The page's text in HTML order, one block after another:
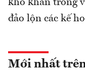
khó khăn trong
đảo lộn các kế
Mới nhất